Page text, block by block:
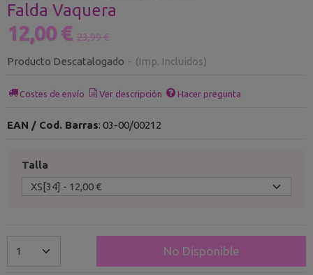
Falda Vaquera
12,00 € 23,99 €
Producto Descatalogado - (Imp. Incluidos)
Costes de envío Ver descripción Hacer pregunta
EAN / Cod. Barras: 03-00/00212
Talla
No Disponible